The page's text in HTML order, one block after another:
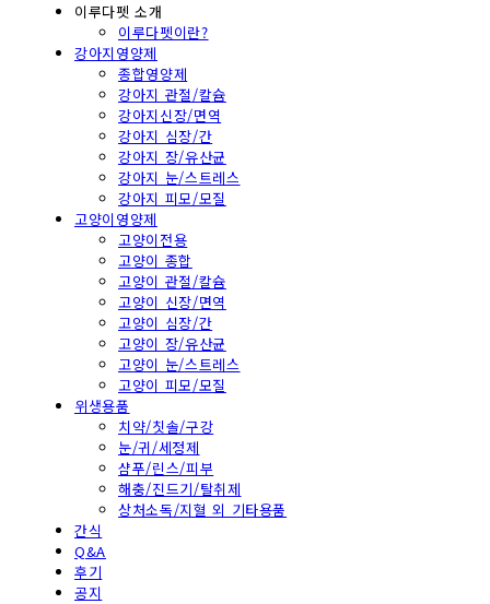
이루다펫 소개
이루다펫이란?
강아지영양제
종합영양제
강아지 관절/칼슘
강아지신장/면역
강아지 심장/간
강아지 장/유산균
강아지 눈/스트레스
강아지 피모/모질
고양이영양제
고양이전용
고양이 종합
고양이 관절/칼슘
고양이 신장/면역
고양이 심장/간
고양이 장/유산균
고양이 눈/스트레스
고양이 피모/모질
위생용품
치약/칫솔/구강
눈/귀/세정제
샴푸/린스/피부
해충/진드기/탈취제
상처소독/지혈 외 기타용품
간식
Q&A
후기
공지